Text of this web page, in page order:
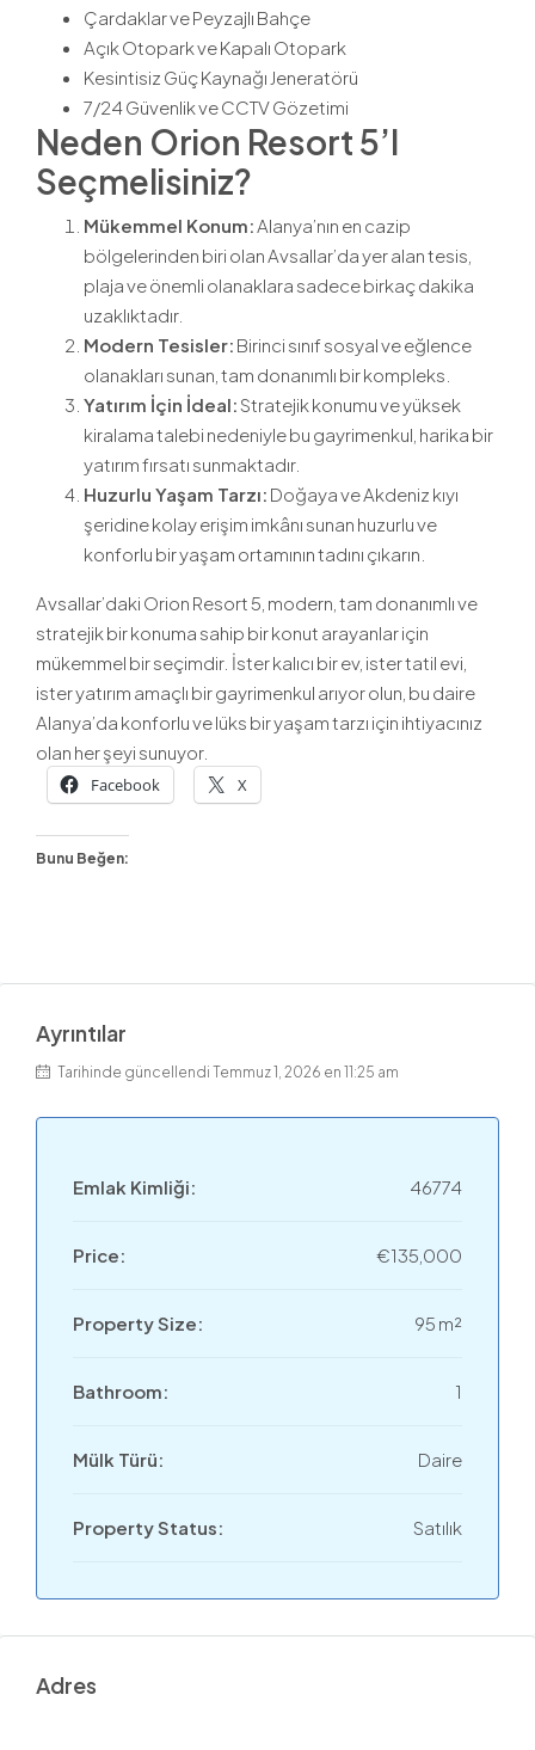
Çardaklar ve Peyzajlı Bahçe
Açık Otopark ve Kapalı Otopark
Kesintisiz Güç Kaynağı Jeneratörü
7/24 Güvenlik ve CCTV Gözetimi
Neden Orion Resort 5’i
Seçmelisiniz?
Mükemmel Konum:Alanya’nın en cazip
bölgelerinden biri olan Avsallar’da yer alan tesis,
plaja ve önemli olanaklara sadece birkaç dakika
uzaklıktadır.
Modern Tesisler: Birinci sınıf sosyal ve eğlence
olanakları sunan, tam donanımlı bir kompleks.
Yatırım İçin İdeal:Stratejik konumu ve yüksek
kiralama talebi nedeniyle bu gayrimenkul, harika bir
yatırım fırsatı sunmaktadır.
Huzurlu Yaşam Tarzı: Doğaya ve Akdeniz kıyı
şeridine kolay erişim imkânı sunan huzurlu ve
konforlu bir yaşam ortamının tadını çıkarın.
Avsallar’daki Orion Resort 5, modern, tam donanımlı ve
stratejik bir konuma sahip bir konut arayanlar için
mükemmel bir seçimdir. İster kalıcı bir ev, ister tatil evi,
ister yatırım amaçlı bir gayrimenkul arıyor olun, bu daire
Alanya’da konforlu ve lüks bir yaşam tarzı için ihtiyacınız
olan her şeyi sunuyor.
Facebook X
Bunu Beğen:
Ayrıntılar
Tarihinde güncellendi Temmuz 1, 2026 en 11:25 am
Emlak Kimliği: 46774
Price: €135,000
Property Size: 95 m²
Bathroom: 1
Mülk Türü: Daire
Property Status: Satılık
Adres